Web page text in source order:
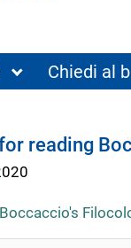
Chiedi al
reading